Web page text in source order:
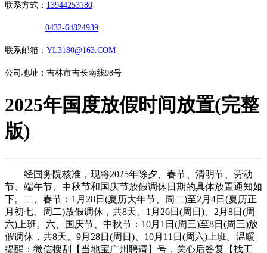
联系方式： 13944253180
0432-64824939
联系邮箱： YL3180@163.COM
公司地址：吉林市吉长南线98号
2025年国度放假时间放置(完整
版)
经国务院核准，现将2025年除夕、春节、清明节、劳动
节、端午节、中秋节和国庆节放假调休日期的具体放置通知如
下。二、春节：1月28日(夏历大年节、周二)至2月4日(夏历正
月初七、周二)放假调休，共8天。1月26日(周日)、2月8日(周
六)上班。六、国庆节、中秋节：10月1日(周三)至8日(周三)放
假调休，共8天。9月28日(周日)、10月11日(周六)上班。温暖
提醒：微信搜刮【当地宝广州聘请】号，关心后答复【找工